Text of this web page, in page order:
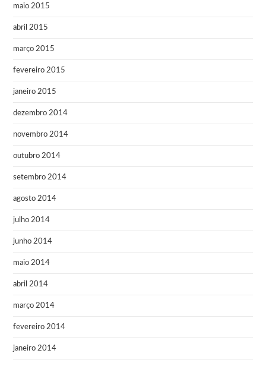
maio 2015
abril 2015
março 2015
fevereiro 2015
janeiro 2015
dezembro 2014
novembro 2014
outubro 2014
setembro 2014
agosto 2014
julho 2014
junho 2014
maio 2014
abril 2014
março 2014
fevereiro 2014
janeiro 2014